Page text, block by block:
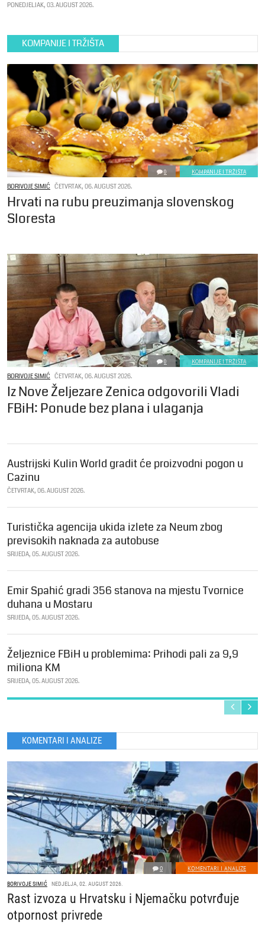
PONEDJELJAK, 03. AUGUST 2026.
KOMPANIJE I TRŽIŠTA
0 KOMPANIJE I TRŽIŠTA
BORIVOJE SIMIĆ ČETVRTAK, 06. AUGUST 2026.
Hrvati na rubu preuzimanja slovenskog
Sloresta
0 KOMPANIJE I TRŽIŠTA
BORIVOJE SIMIĆ ČETVRTAK, 06. AUGUST 2026.
Iz Nove Željezare Zenica odgovorili Vladi
FBiH: Ponude bez plana i ulaganja
Austrijski Kulin World gradit će proizvodni pogon u
Cazinu
ČETVRTAK, 06. AUGUST 2026.
Turistička agencija ukida izlete za Neum zbog
previsokih naknada za autobuse
SRIJEDA, 05. AUGUST 2026.
Emir Spahić gradi 356 stanova na mjestu Tvornice
duhana u Mostaru
SRIJEDA, 05. AUGUST 2026.
Željeznice FBiH u problemima: Prihodi pali za 9,9
miliona KM
SRIJEDA, 05. AUGUST 2026.
KOMENTARI I ANALIZE
0 KOMENTARI I ANALIZE
BORIVOJE SIMIĆ NEDJELJA, 02. AUGUST 2026.
Rast izvoza u Hrvatsku i Njemačku potvrđuje
otpornost privrede